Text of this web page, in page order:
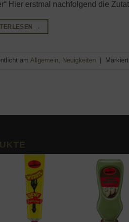
Hier erstmal nachfolgend die
→
am Allgemein, Neuigkeiten Markiert